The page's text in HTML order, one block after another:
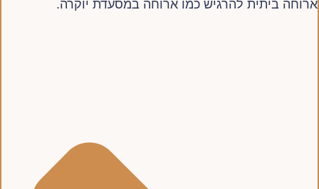
ארוחה ביתית להרגיש כמו ארוחה במסעדת יוקרה.